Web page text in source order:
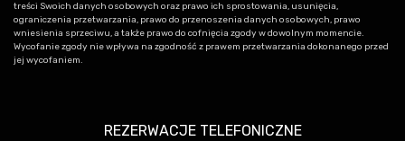
treści Swoich danych osobowych oraz prawo ich sprostowania, usunięcia,
ograniczenia przetwarzania, prawo do przenoszenia danych osobowych, prawo
wniesienia sprzeciwu, a także prawo do cofnięcia zgody w dowolnym momencie.
Wycofanie zgody nie wpływa na zgodność z prawem przetwarzania dokonanego przed
jej wycofaniem.
REZERWACJE TELEFONICZNE